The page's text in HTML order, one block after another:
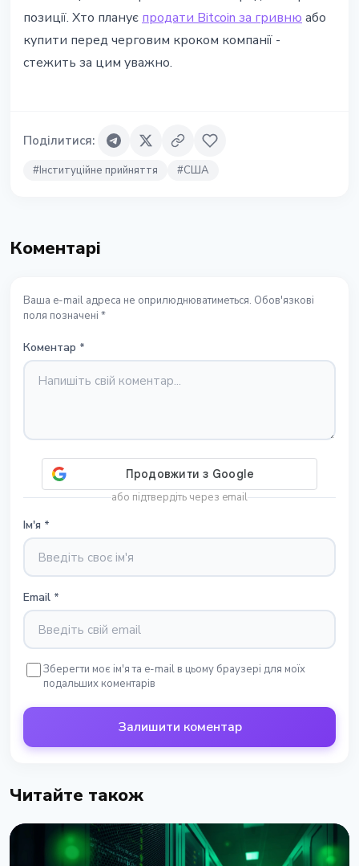
позиції. Хто планує продати Bitcoin за гривню або
купити перед черговим кроком компанії -
стежить за цим уважно.
Поділитися:
#Інституційне прийняття #США
Коментарі
Ваша e-mail адреса не оприлюднюватиметься. Обов'язкові
поля позначені *
Коментар *
або підтвердіть через email
Ім'я *
Email *
Зберегти моє ім'я та e-mail в цьому браузері для моїх
подальших коментарів
Залишити коментар
Читайте також